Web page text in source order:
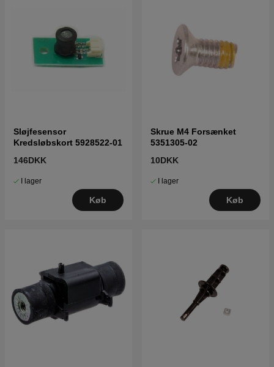
Sløjfesensor
Kredsløbskort 5928522-01
146DKK
I lager
Køb
Skrue M4 Forsænket
5351305-02
10DKK
I lager
Køb